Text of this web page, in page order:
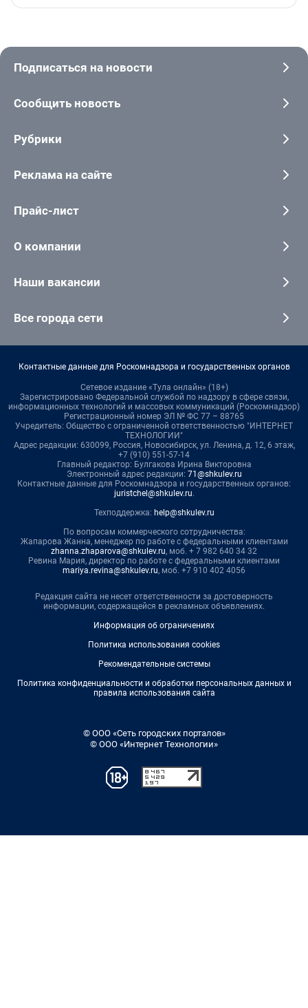
Подписаться на новости
Сообщить новость
Рубрики
Реклама на сайте
Прайс-лист
О компании
Наши вакансии
Все города сети
Контактные данные для Роскомнадзора и государственных органов
Сетевое издание «Тула онлайн» (18+)
Зарегистрировано Федеральной службой по надзору в сфере связи,
информационных технологий и массовых коммуникаций (Роскомнадзор)
Регистрационный номер ЭЛ № ФС 77 – 88765
Учредитель: Общество с ограниченной ответственностью "ИНТЕРНЕТ
ТЕХНОЛОГИИ"
Адрес редакции: 630099, Россия, Новосибирск, ул. Ленина, д. 12, 6 этаж,
+7 (910) 551-57-14
Главный редактор: Булгакова Ирина Викторовна
Электронный адрес редакции: 71@shkulev.ru
Контактные данные для Роскомнадзора и государственных органов:
juristchel@shkulev.ru.
Техподдержка: help@shkulev.ru
По вопросам коммерческого сотрудничества:
Жапарова Жанна, менеджер по работе с федеральными клиентами
zhanna.zhaparova@shkulev.ru, моб. + 7 982 640 34 32
Ревина Мария, директор по работе с федеральными клиентами
mariya.revina@shkulev.ru, моб. +7 910 402 4056
Редакция сайта не несет ответственности за достоверность
информации, содержащейся в рекламных объявлениях.
Информация об ограничениях
Политика использования cookies
Рекомендательные системы
Политика конфиденциальности и обработки персональных данных и
правила использования сайта
© ООО «Сеть городских порталов»
© ООО «Интернет Технологии»